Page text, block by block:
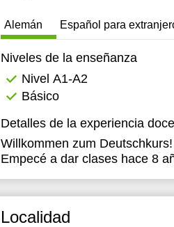
Alemán Español para
Niveles de la enseñanza
Nivel А1-А2
Básico
Detalles de la experiencia
Willkommen zum Deutschkurs!
Empecé a dar clases hace 8
Localidad
17:30
18:00
18:30